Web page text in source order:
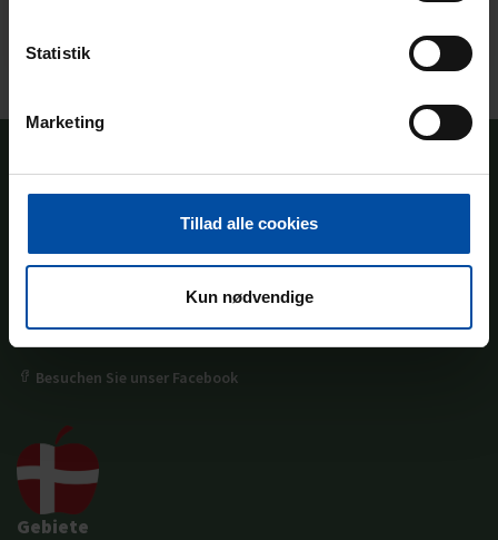
Statistik
Marketing
Tillad alle cookies
Kun nødvendige
Ebeltoft Feriehusudlejning
DK-8400 Ebeltoft
info@ebeltoftferiehusudlejning.dk
+45 86 34 33 44
Besuchen Sie unser Facebook
Gebiete